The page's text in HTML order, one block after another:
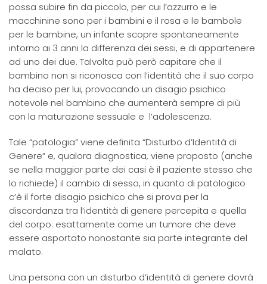
possa subire fin da piccolo, per cui l’azzurro e le
macchinine sono per i bambini e il rosa e le bambole
per le bambine, un infante scopre spontaneamente
intorno ai 3 anni la differenza dei sessi, e di appartenere
ad uno dei due. Talvolta può però capitare che il
bambino non si riconosca con l’identità che il suo corpo
ha deciso per lui, provocando un disagio psichico
notevole nel bambino che aumenterà sempre di più
con la maturazione sessuale e l’adolescenza.
Tale “patologia” viene definita “Disturbo d’Identità di
Genere” e, qualora diagnostica, viene proposto (anche
se nella maggior parte dei casi è il paziente stesso che
lo richiede) il cambio di sesso, in quanto di patologico
c’è il forte disagio psichico che si prova per la
discordanza tra l’identità di genere percepita e quella
del corpo: esattamente come un tumore che deve
essere asportato nonostante sia parte integrante del
malato.
Una persona con un disturbo d’identità di genere dovrà